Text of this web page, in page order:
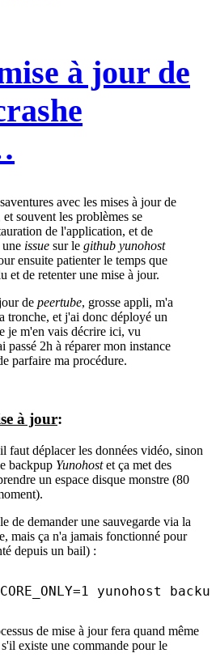
à jour de
avec les mises à jour de
et souvent les problèmes se
de l'application, et de
issue sur le github yunohost
ensuite patienter le temps que
et de retenter une mise à jour.
de peertube, grosse appli, m'a
tronche, et j'ai donc déployé un
je m'en vais décrire ici, vu
passé 2h à réparer mon instance
parfaire ma procédure.
à jour:
faut déplacer les données vidéo, sinon
backpup Yunohostet ça met des
un espace disque monstre (80
de demander une sauvegarde via la
mais ça n'a jamais fonctionné pour
depuis un bail) :
yunohost
de mise à jour fera quand même
existe une commande pour le